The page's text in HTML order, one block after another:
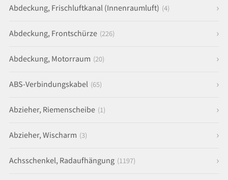
Abdeckung, Frischluftkanal (Innenraumluft) (4)
Abdeckung, Frontschürze (226)
Abdeckung, Motorraum (20)
ABS-Verbindungskabel (65)
Abzieher, Riemenscheibe (1)
Abzieher, Wischarm (3)
Achsschenkel, Radaufhängung (1197)